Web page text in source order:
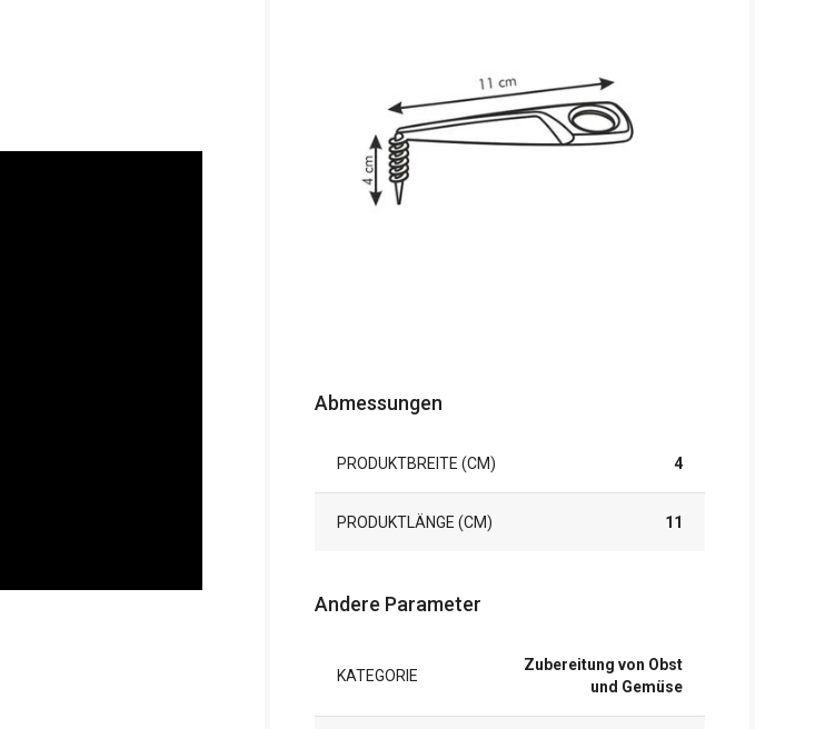
Abmessungen
PRODUKTBREITE (CM) 4
PRODUKTLÄNGE (CM) 11
Andere Parameter
KATEGORIE
Zubereitung von Obst
und Gemüse